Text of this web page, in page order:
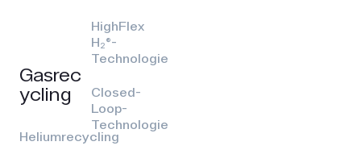
Gasrec
ycling
Heliumrecycling
HighFlex
H₂®-
Technologie
Closed-
Loop-
Technologie